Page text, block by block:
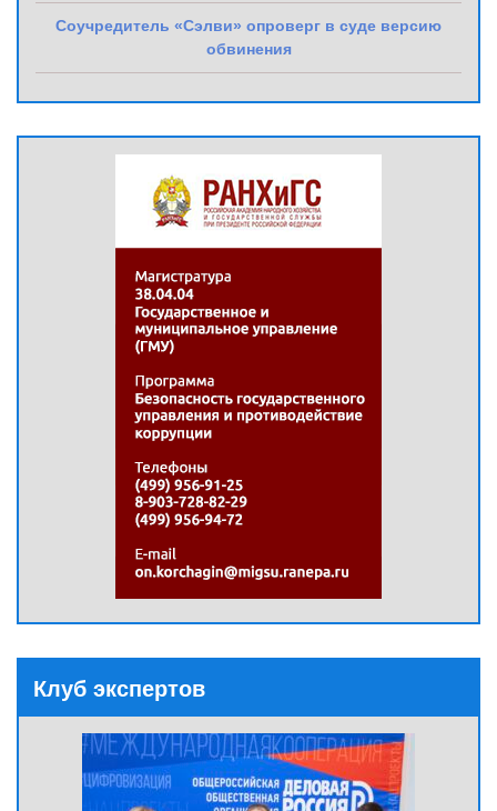
Соучредитель «Сэлви» опроверг в суде версию
обвинения
Клуб экспертов